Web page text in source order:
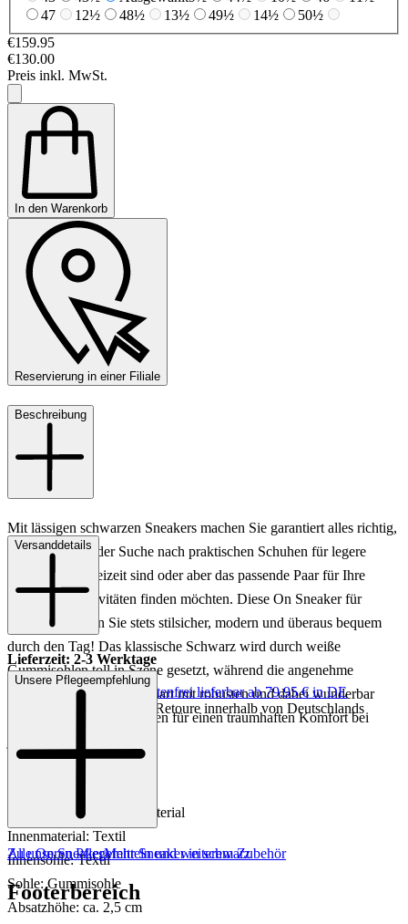
47
12½ 48½ 13½ 49½ 14½
50½
€159.95
€130.00
Preis inkl. MwSt.
In den Warenkorb
Reservierung in einer Filiale
Beschreibung
Mit lässigen schwarzen Sneakers machen Sie garantiert alles richtig,
egal ob Sie auf der Suche nach praktischen Schuhen für legere
Looks in der Freizeit sind oder aber das passende Paar für Ihre
sportlichen Aktivitäten finden möchten. Diese On Sneaker für
Damen begleiten Sie stets stilsicher, modern und überaus bequem
durch den Tag! Das klassische Schwarz wird durch weiße
Gummisohlen toll in Szene gesetzt, während die angenehme
Passform der Schuhe gepaart mit robusten und dabei wunderbar
leichten und luftigen Sohlen für einen traumhaften Komfort bei
Material: Textil/Sonst. Material
Innenmaterial: Textil
Innensohle: Textil
Sohle: Gummisohle
Absatzhöhe: ca. 2,5 cm
Versanddetails
Lieferzeit: 2-3 Werktage
Keine Versandkosten:
kostenfrei lieferbar ab 79,95 € in DE
Einfache und Kostenlose Retoure innerhalb von Deutschlands
Unsere Pflegeempfehlung
Zu unseren Pflegemitteln und weiterem Zubehör
Alle On SneakerMehr Sneaker in schwarz
Footerbereich